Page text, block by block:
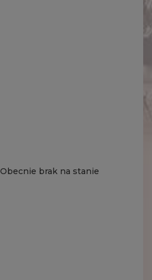
Obecnie brak na stanie